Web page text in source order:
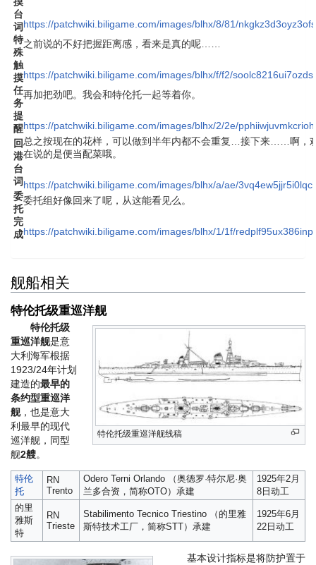
台
词https://patchwiki.biligame.com/images/blhx/8/81/
特
殊
触
摸
之前说的不好把握距离感，看来是真的呢……
https://patchwiki.biligame.com/images/blhx/f/f2/
任
务
提
醒
再加把劲吧。我会和特伦托一起等着你。
https://patchwiki.biligame.com/images/blhx/2/2e/
回
港
台
词
总之按现在的花样，可以做到半年内都不会重复…接下来……啊，
在说的是便当配菜哦。
https://patchwiki.biligame.com/images/blhx/a/ae/
委
托
完
成
委托组好像回来了呢，从这能看见么。
https://patchwiki.biligame.com/images/blhx/1/1f/
舰船相关
特伦托级重巡洋舰
特伦托级重巡洋舰线稿
特伦托级
重巡洋舰是意
大利海军根据
1923/24年计划
建造的最早的
条约型重巡洋
舰，也是意大
利最早的现代
巡洋舰，同型
舰2艘。
特伦
托
RN
Trento
Odero Terni Orlando （奥德罗·特尔尼·奥
兰多合资，简称OTO）承建
1925年2月
8日动工
的里
雅斯
特
RN
Trieste
Stabilimento Tecnico Triestino （的里雅
斯特技术工厂，简称STT）承建
1925年6月
22日动工
基本设计指标是将防护置于